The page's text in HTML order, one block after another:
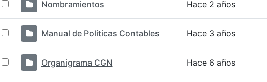
Nombramientos Hace 2 años
Manual de Políticas Contables Hace 3 años
Organigrama CGN Hace 6 años